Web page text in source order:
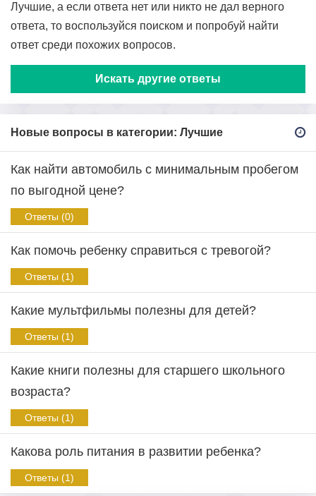
Лучшие, а если ответа нет или никто не дал верного
ответа, то воспользуйся поиском и попробуй найти
ответ среди похожих вопросов.
Искать другие ответы
Новые вопросы в категории: Лучшие
Как найти автомобиль с минимальным пробегом
по выгодной цене?
Ответы (0)
Как помочь ребенку справиться с тревогой?
Ответы (1)
Какие мультфильмы полезны для детей?
Ответы (1)
Какие книги полезны для старшего школьного
возраста?
Ответы (1)
Какова роль питания в развитии ребенка?
Ответы (1)